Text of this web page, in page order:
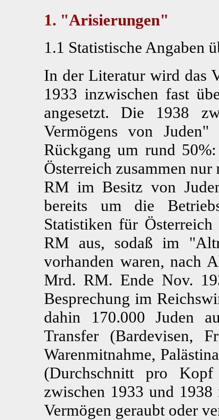
1. "Arisierungen"
1.1 Statistische Angaben
In der Literatur wird das
1933 inzwischen fast
angesetzt. Die 1938
Vermögens von
Rückgang um rund
Österreich zusammen
RM im Besitz von
bereits um die
Statistiken für
RM aus, sodaß im
vorhanden waren, nach
Mrd. RM. Ende Nov.
Besprechung im
dahin 170.000 Juden
Transfer (Bardevisen,
Warenmitnahme,
(Durchschnitt pro
zwischen 1933 und
Vermögen geraubt oder